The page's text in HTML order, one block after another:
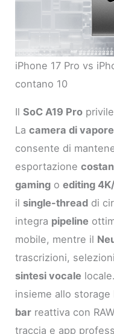
iPhone 17 Pro vs
contano 10
IlSoC A19 Pro
Lacamera di vapore
consente di
esportazione
gaming oediting
il single-thread di
integra pipeline
mobile, mentre il
trascrizioni,
sintesi vocale
insieme allo storage
bar reattiva con
traccia e app